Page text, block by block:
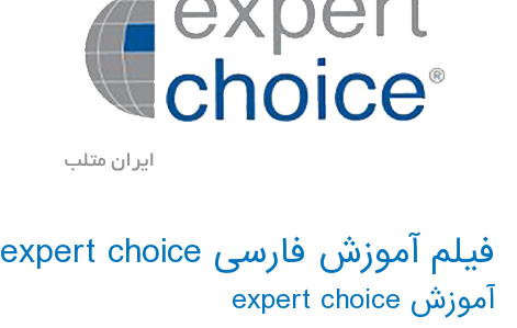
فیلم آموزش فارسی expert choice
آموزش expert choice